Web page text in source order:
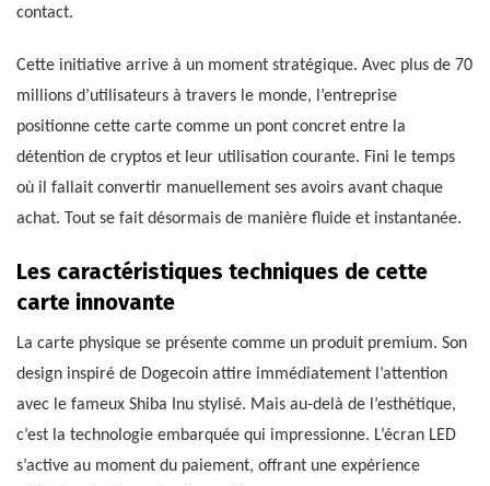
contact.
Cette initiative arrive à un moment stratégique. Avec plus de 70
millions d’utilisateurs à travers le monde, l’entreprise
positionne cette carte comme un pont concret entre la
détention de cryptos et leur utilisation courante. Fini le temps
où il fallait convertir manuellement ses avoirs avant chaque
achat. Tout se fait désormais de manière fluide et instantanée.
Les caractéristiques techniques de cette
carte innovante
La carte physique se présente comme un produit premium. Son
design inspiré de Dogecoin attire immédiatement l’attention
avec le fameux Shiba Inu stylisé. Mais au-delà de l’esthétique,
c’est la technologie embarquée qui impressionne. L’écran LED
s’active au moment du paiement, offrant une expérience